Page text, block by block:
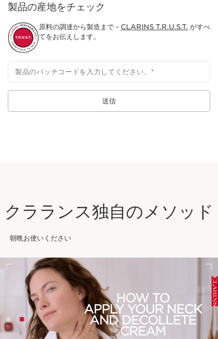
製品の産地をチェック
原料の調達から製造まで - CLARINS T.R.U.S.T. がすべ
てをお伝えします。
製品のバッチコードを入力してください。 *
送信
クラランス独自のメソッド
朝晩お使いください